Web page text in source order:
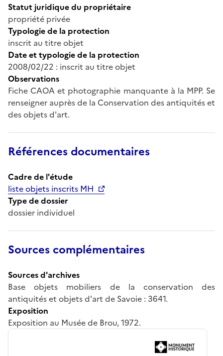
Statut juridique du propriétaire
propriété privée
Typologie de la protection
inscrit au titre objet
Date et typologie de la protection
2008/02/22 : inscrit au titre objet
Observations
Fiche CAOA et photographie manquante à la MPP. Se
renseigner auprès de la Conservation des antiquités et
des objets d'art.
Références documentaires
Cadre de l'étude
liste objets inscrits MH
Type de dossier
dossier individuel
Sources complémentaires
Sources d'archives
Base objets mobiliers de la conservation des
antiquités et objets d'art de Savoie : 3641.
Exposition
Exposition au Musée de Brou, 1972.